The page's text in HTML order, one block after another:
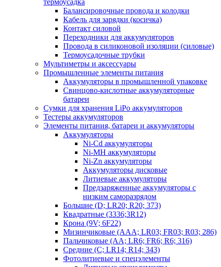
термоусадка
Балансировочные провода и колодки
Кабель для зарядки (косичка)
Контакт силовой
Переходники для аккумуляторов
Провода в силиконовой изоляции (силовые)
Термоусадочные трубки
Мультиметры и аксессуары
Промышленные элементы питания
Аккумуляторы в промышленной упаковке
Свинцово-кислотные аккумуляторные
батареи
Сумки для хранения LiPo аккумуляторов
Тестеры аккумуляторов
Элементы питания, батареи и аккумуляторы
Аккумуляторы
Ni-Cd аккумуляторы
Ni-MH аккумуляторы
Ni-Zn аккумуляторы
Аккумуляторы дисковые
Литиевые аккумуляторы
Предзаряженные аккумуляторы с
низким саморазрядом
Большие (D; LR20; R20; 373)
Квадратные (3336;3R12)
Крона (9V; 6F22)
Мизинчиковые (AAA; LR03; FR03; R03; 286)
Пальчиковые (AA; LR6; FR6; R6; 316)
Средние (C; LR14; R14; 343)
Фотолитиевые и спецэлементы